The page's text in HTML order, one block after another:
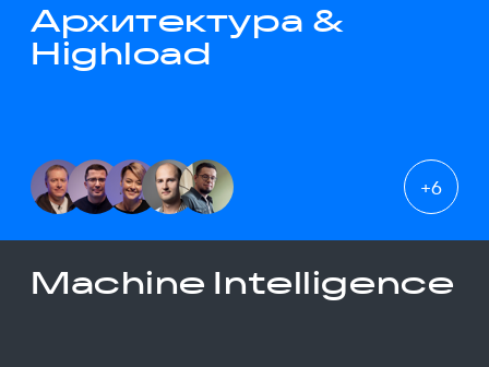
Архитектура &
Highload
+6
Machine Intelligence